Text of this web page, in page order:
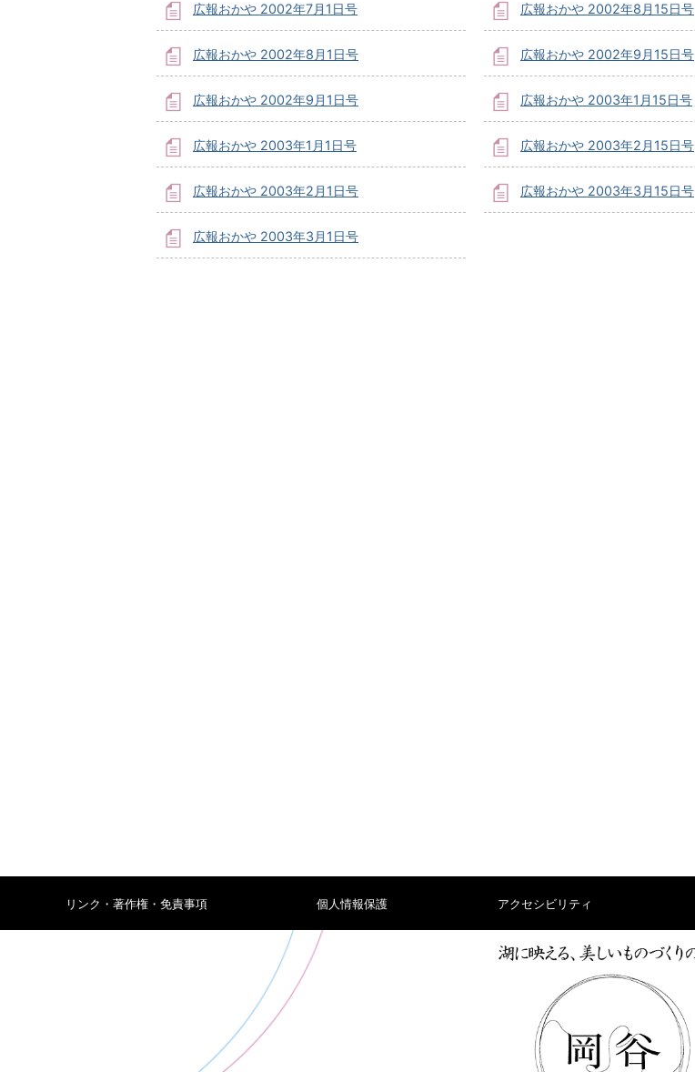
広報おかや 2002年7月1日号 広報おかや 2002年8月15日号
広報おかや 2002年8月1日号 広報おかや 2002年9月15日号
広報おかや 2002年9月1日号 広報おかや 2003年1月15日号
広報おかや 2003年1月1日号 広報おかや 2003年2月15日号
広報おかや 2003年2月1日号 広報おかや 2003年3月15日号
広報おかや 2003年3月1日号
リンク・著作権・免責事項 個人情報保護 アクセシビリティ